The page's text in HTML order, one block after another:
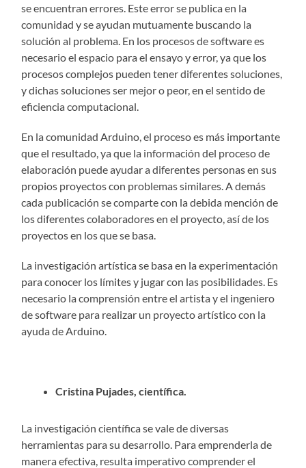
se encuentran errores. Este error se publica en la
comunidad y se ayudan mutuamente buscando la
solución al problema. En los procesos de software es
necesario el espacio para el ensayo y error, ya que los
procesos complejos pueden tener diferentes soluciones,
y dichas soluciones ser mejor o peor, en el sentido de
eficiencia computacional.
En la comunidad Arduino, el proceso es más importante
que el resultado, ya que la información del proceso de
elaboración puede ayudar a diferentes personas en sus
propios proyectos con problemas similares. A demás
cada publicación se comparte con la debida mención de
los diferentes colaboradores en el proyecto, así de los
proyectos en los que se basa.
La investigación artística se basa en la experimentación
para conocer los límites y jugar con las posibilidades. Es
necesario la comprensión entre el artista y el ingeniero
de software para realizar un proyecto artístico con la
ayuda de Arduino.
Cristina Pujades, científica.
La investigación científica se vale de diversas
herramientas para su desarrollo. Para emprenderla de
manera efectiva, resulta imperativo comprender el